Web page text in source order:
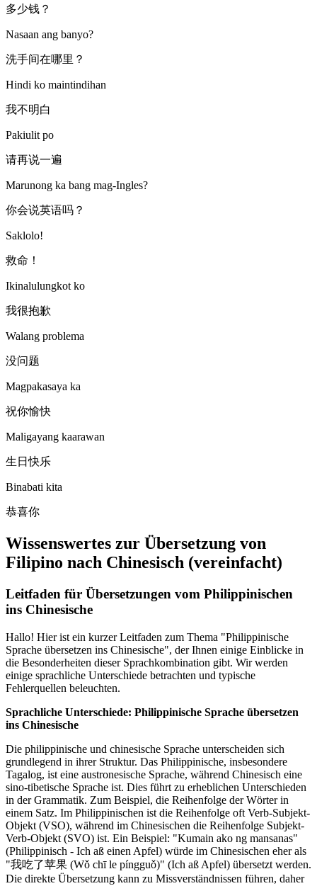
多少钱？
Nasaan ang banyo?
洗手间在哪里？
Hindi ko maintindihan
我不明白
Pakiulit po
请再说一遍
Marunong ka bang mag-Ingles?
你会说英语吗？
Saklolo!
救命！
Ikinalulungkot ko
我很抱歉
Walang problema
没问题
Magpakasaya ka
祝你愉快
Maligayang kaarawan
生日快乐
Binabati kita
恭喜你
Wissenswertes zur Übersetzung von
Filipino nach Chinesisch (vereinfacht)
Leitfaden für Übersetzungen vom Philippinischen
ins Chinesische
Hallo! Hier ist ein kurzer Leitfaden zum Thema "Philippinische
Sprache übersetzen ins Chinesische", der Ihnen einige Einblicke in
die Besonderheiten dieser Sprachkombination gibt. Wir werden
einige sprachliche Unterschiede betrachten und typische
Fehlerquellen beleuchten.
Sprachliche Unterschiede: Philippinische Sprache übersetzen
ins Chinesische
Die philippinische und chinesische Sprache unterscheiden sich
grundlegend in ihrer Struktur. Das Philippinische, insbesondere
Tagalog, ist eine austronesische Sprache, während Chinesisch eine
sino-tibetische Sprache ist. Dies führt zu erheblichen Unterschieden
in der Grammatik. Zum Beispiel, die Reihenfolge der Wörter in
einem Satz. Im Philippinischen ist die Reihenfolge oft Verb-Subjekt-
Objekt (VSO), während im Chinesischen die Reihenfolge Subjekt-
Verb-Objekt (SVO) ist. Ein Beispiel: "Kumain ako ng mansanas"
(Philippinisch - Ich aß einen Apfel) würde im Chinesischen eher als
"我吃了苹果 (Wǒ chī le píngguǒ)" (Ich aß Apfel) übersetzt werden.
Die direkte Übersetzung kann zu Missverständnissen führen, daher